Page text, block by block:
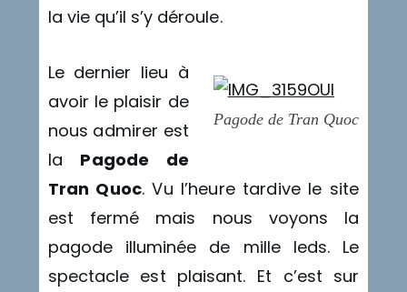
la vie qu’il s’y déroule.
Pagode de Tran Quoc
Le dernier lieu à
avoir le plaisir de
nous admirer est
la Pagode de
Tran Quoc. Vu l’heure tardive le site
est fermé mais nous voyons la
pagode illuminée de mille leds. Le
spectacle est plaisant. Et c’est sur